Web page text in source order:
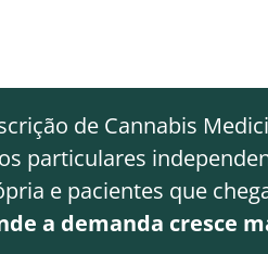
de Cannabis
particulares
e pacientes que
a demanda cresce